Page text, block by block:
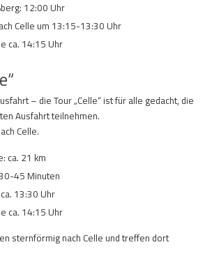
12:00 Uhr
Celle um 13:15-13:30 Uhr
ca. 14:15 Uhr
– die Tour „Celle“ ist für alle gedacht, die
Ausfahrt teilnehmen.
Celle.
ca. 21 km
45 Minuten
13:30 Uhr
ca. 14:15 Uhr
sternförmig nach Celle und treffen dort